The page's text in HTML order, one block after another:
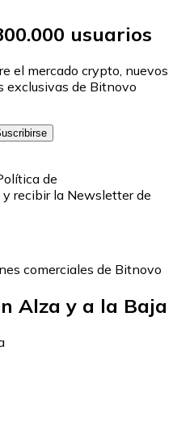
usuarios
el mercado crypto, nuevos
exclusivas de Bitnovo
de
recibir la Newsletter de
comerciales de Bitnovo
Alza y a la Baja